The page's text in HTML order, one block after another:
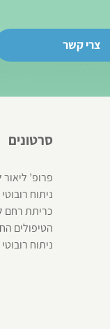
צרי קשר
סרטונים
פרופ’
ניתוח רובוטי
כריתת רחם
הטיפולים
ניתוח